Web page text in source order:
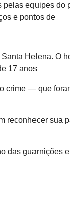
equipes do
e pontos de
Helena. O
17 anos
crime — que
reconhecer sua
das guarnições